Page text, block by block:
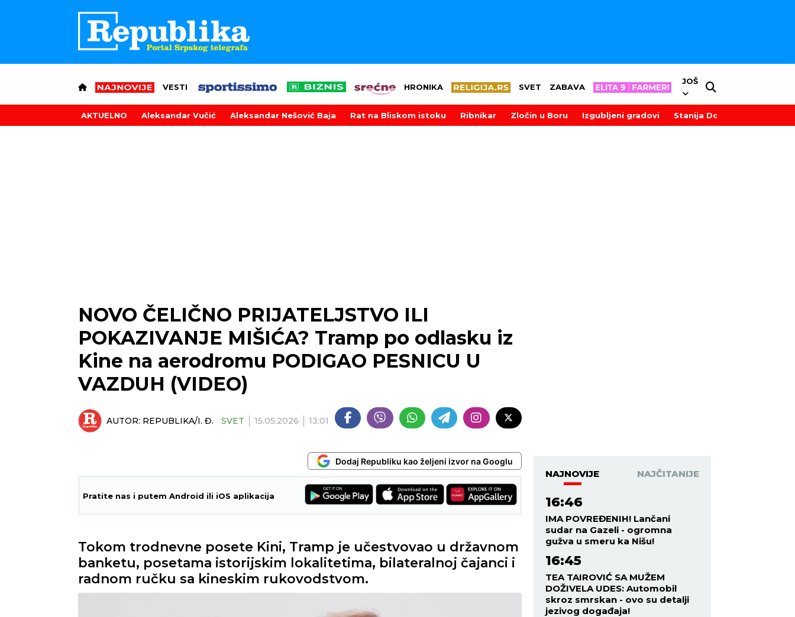
VESTI HRONIKA SVET ZABAVA
JOŠ
AKTUELNO Aleksandar Vučić Aleksandar Nešović Baja Rat na Bliskom istoku Ribnikar Zločin u Boru Izgubljeni gradovi Stanija Dobrojević
NOVO ČELIČNO PRIJATELJSTVO ILI
POKAZIVANJE MIŠIĆA? Tramp po odlasku iz
Kine na aerodromu PODIGAO PESNICU U
VAZDUH (VIDEO)
AUTOR: REPUBLIKA/I. Đ. SVET 15.05.2026 13:01
Dodaj Republiku kao željeni izvor na Googlu
Pratite nas i putem Android ili iOS aplikacija
Tokom trodnevne posete Kini, Tramp je učestvovao u državnom
banketu, posetama istorijskim lokalitetima, bilateralnoj čajanci i
radnom ručku sa kineskim rukovodstvom.
NAJNOVIJE NAJČITANIJE
16:46
IMA POVREĐENIH! Lančani
sudar na Gazeli - ogromna
gužva u smeru ka Nišu!
16:45
TEA TAIROVIĆ SA MUŽEM
DOŽIVELA UDES: Automobil
skroz smrskan - ovo su detalji
jezivog događaja!